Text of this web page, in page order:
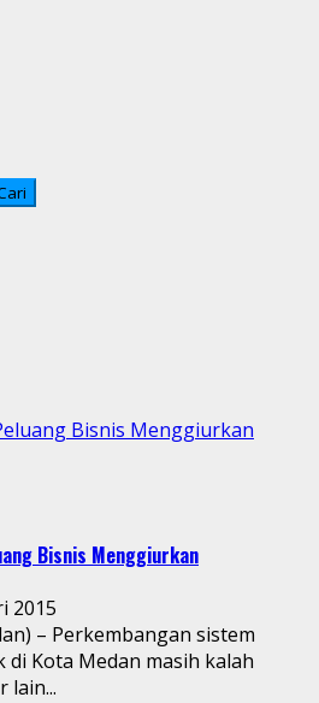
Bisnis Menggiurkan
Bisnis Menggiurkan
2015
– Perkembangan sistem
Kota Medan masih kalah
lain...